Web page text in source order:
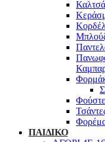
ΠΑΙΔΙΚΟ